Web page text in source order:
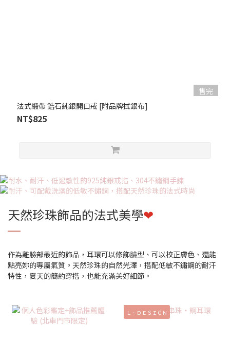
售完
法式緞帶 鋯石純銀開口戒 [附品牌拭銀布]
NT$825
天然珍珠飾品的法式美學❤
作為離臉部最近的飾品，耳環可以修飾臉型、可以校正膚色、還能
點亮妳的專屬氣質。天然珍珠的自然光澤，搭配低敏不鏽鋼的耐汗
特性，夏天的簡約穿搭，也能充滿美好細節。
Ｌ．ＤＥＳＩＧＮ